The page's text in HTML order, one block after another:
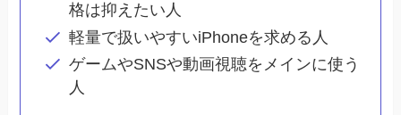
格は抑えたい人
軽量で扱いやすいiPhoneを求める人
ゲームやSNSや動画視聴をメインに使う
人